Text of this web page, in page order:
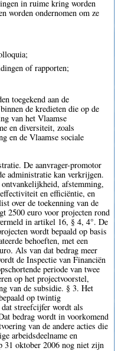
in ruime kring worden
worden ondernomen om ze
of rapporten;
toegekend aan de
de kredieten die op de
van het Vlaamse
en diversiteit, zoals
en de Vlaamse sociale
De aanvrager-promotor
administratie kan verkrijgen.
afstemming,
en efficiëntie, en
over de toekenning van de
2500 euro voor projecten rond
in artikel 16, § 4, 4°. De
wordt bepaald op basis
behoeften, met een
Als van dat bedrag meer
de Inspectie van Financiën
periode van twee
op het projectvoorstel,
van de subsidie. § 3. Het
op twintig
streefcijfer wordt als
bedrag wordt in voorkomend
van de andere acties die
arbeidsdeelname en
31 oktober 2006 nog niet zijn